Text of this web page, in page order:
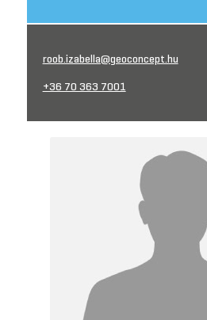
roob.izabella@geoconcept.hu
+36 70 363 7001